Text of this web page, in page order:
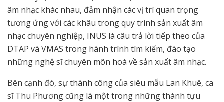
âm nhạc khác nhau, đảm nhận các vị trí quan trọng
tương ứng với các khâu trong quy trình sản xuất âm
nhạc chuyên nghiệp, INUS là câu trả lời tiếp theo của
DTAP và VMAS trong hành trình tìm kiếm, đào tạo
những nghệ sĩ chuyên môn hoá về sản xuất âm nhạc.
Bên cạnh đó, sự thành công của siêu mẫu Lan Khuê, ca
sĩ Thu Phương cũng là một trong những thành tựu